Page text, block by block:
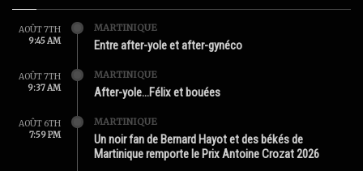
AOÛT 7TH
9:45 AM
MARTINIQUE
Entre after-yole et after-gynéco
AOÛT 7TH
9:37 AM
MARTINIQUE
After-yole…Félix et bouées
AOÛT 6TH
7:59 PM
MARTINIQUE
Un noir fan de Bernard Hayot et des békés de
Martinique remporte le Prix Antoine Crozat 2026